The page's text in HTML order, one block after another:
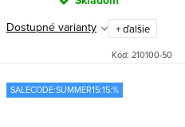
Dostupné varianty
+ ďalšie
Kód: 210100-50
SALECODE:SUMMER15:15:%